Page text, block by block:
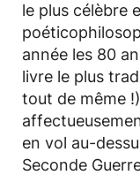
le plus célèbre
année les 80
livre le plus
tout de même
en vol au-
Seconde